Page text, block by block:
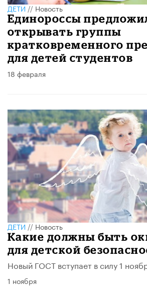
ДЕТИ//Новость
Единороссы
открывать группы
кратковременного
для детей студентов
18 февраля
ДЕТИ//Новость
Какие должны быть
для детской
Новый ГОСТ вступает в силу 1
1 ноября